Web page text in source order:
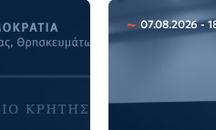
07.08.2026 -